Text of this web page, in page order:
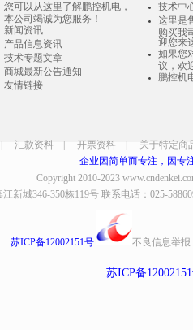
您可以从这里了解鹏控机电，
本公司竭诚为您服务！
新闻资讯
产品信息资讯
技术专题文章
商城最新公告通知
友情链接
技术中
这里是
购买我
迎您来
如果您
议，欢
鹏控机
汇款资料 开票资料
关于特定商
企业因简单而专注，因专
Copyright 2010-2023
新城346-350栋119号 联系电话：025-
苏ICP备12002151号 不良信息举报
苏ICP备